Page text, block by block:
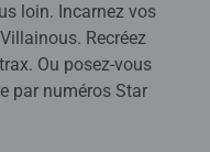
loin. Incarnez vos
Recréez
Ou posez-vous
par numéros Star